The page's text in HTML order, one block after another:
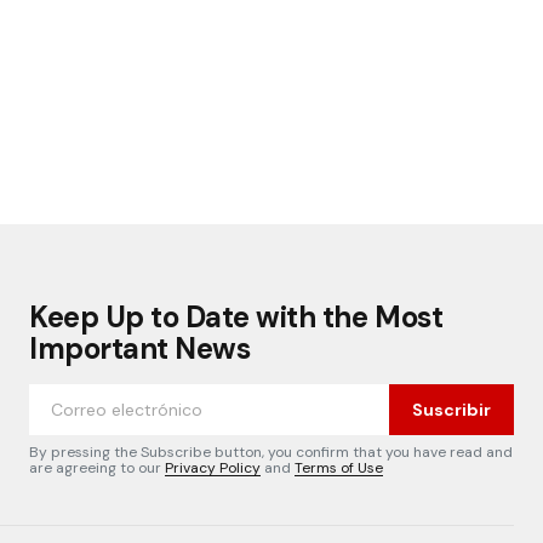
Keep Up to Date with the Most
Important News
Suscribir
By pressing the Subscribe button, you confirm that you have read and
are agreeing to ourPrivacy Policy and Terms of Use